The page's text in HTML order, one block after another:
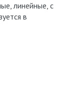
линейные, с
в